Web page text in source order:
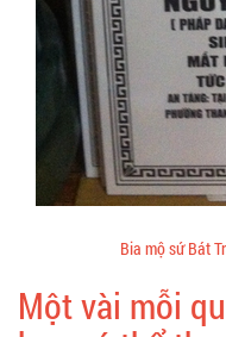
Bia mộ sứ Bát
Một vài mỗi